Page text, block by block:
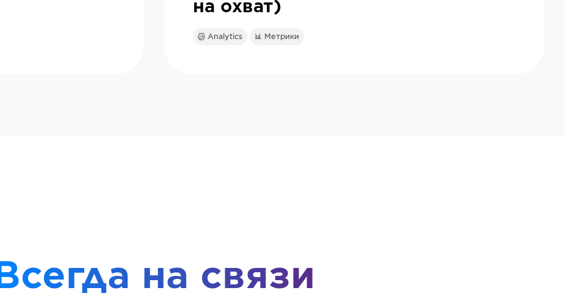
на охват)
Analytics 📊 Метрики
Всегда на связи